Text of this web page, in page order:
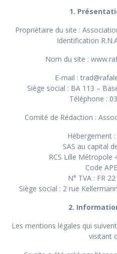
1.
Propriétaire du site :
Identification
Nom du site :
E-mail :
Siège social : BA 113 –
Téléphone :
Comité de Rédaction :
Hébergement
SAS au capital
RCS Lille Métropole
Code
N° TVA : FR
Siège social : 2 rue
2.
Les mentions légales qui
visitant